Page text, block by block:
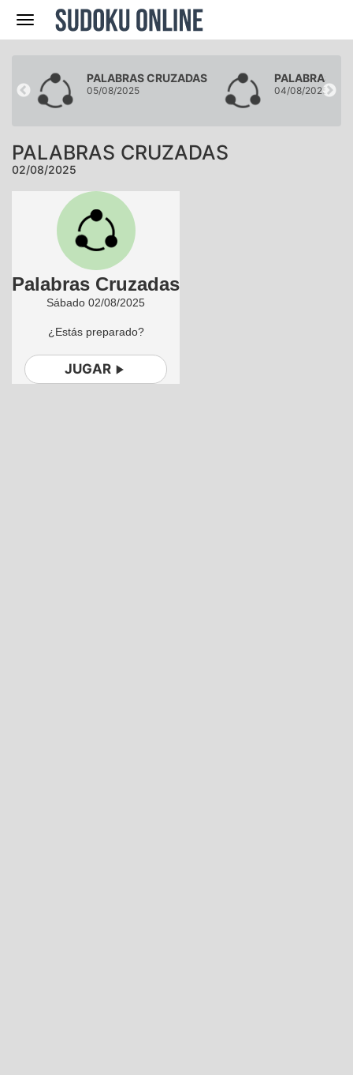
Navegación
PALABRAS CRUZADAS
05/08/2025
PALABRAS
04/08/2025
PALABRAS CRUZADAS
02/08/2025
Palabras Cruzadas
Sábado 02/08/2025
¿Estás preparado?
JUGAR